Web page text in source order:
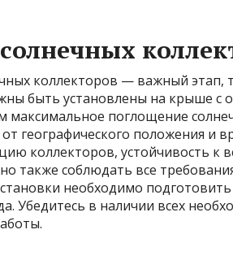
коллекторов — важный этап,
быть установлены на крыше с
поглощение
географического положения и
коллекторов, устойчивость к
также соблюдать все
необходимо
Убедитесь в наличии всех